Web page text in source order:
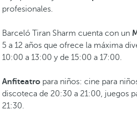
profesionales.
Barceló Tiran Sharm cuenta con un
5 a 12 años que ofrece la máxima
10:00 a 13:00 y de 15:00 a 17:00.
Anfiteatro para niños: cine para
discoteca de 20:30 a 21:00, juegos
21:30.